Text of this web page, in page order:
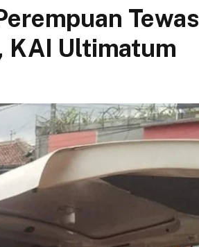
Tewas
KAI Ultimatum